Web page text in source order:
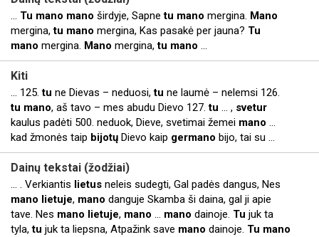
... Tu mano mano širdyje, Sapnetu mano mergina. Mano
mergina,tu mano mergina, Kas pasakė per jauna? Tu
mano mergina. Mano mergina,tu mano ...
Kiti
... 125.tu ne Dievas – neduosi,tu ne laumė – nelemsi 126.
tu mano, aš tavo – mes abudu Dievo 127.tu ... , svetur
kaulus padėti 500. neduok, Dieve, svetimai žemei mano ...
kad žmonės taip bijotų Dievo kaip germano bijo, tai su ...
Dainų tekstai (žodžiai)
... . Verkiantis lietus neleis sudegti, Gal padės dangus, Nes
mano lietuje, mano danguje Skamba ši daina, gal ji apie
tave. Nes mano lietuje, mano ... mano dainoje. Tu juk ta
tyla,tu juk ta liepsna, Atpažink save mano dainoje. Tu mano